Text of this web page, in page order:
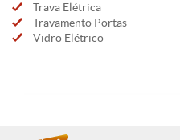
Trava Elétrica
Travamento Portas
Vidro Elétrico